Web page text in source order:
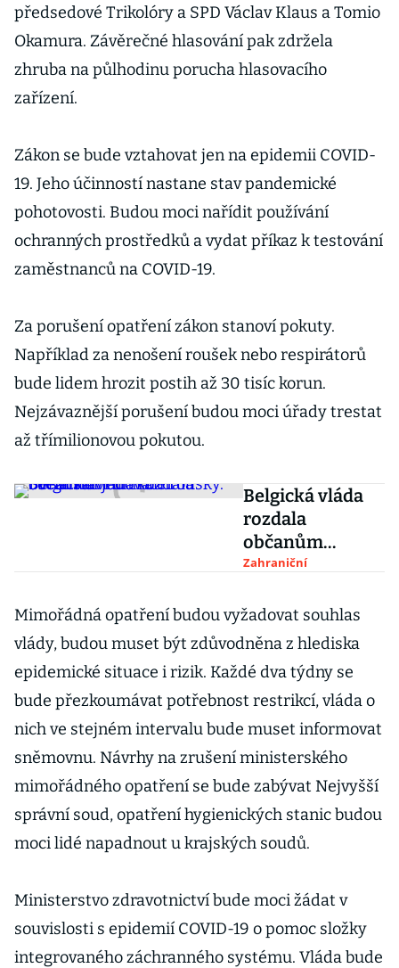
předsedové Trikolóry a SPD Václav Klaus a Tomio
Okamura. Závěrečné hlasování pak zdržela
zhruba na půlhodinu porucha hlasovacího
zařízení.
Zákon se bude vztahovat jen na epidemii COVID-
19. Jeho účinností nastane stav pandemické
pohotovosti. Budou moci nařídit používání
ochranných prostředků a vydat příkaz k testování
zaměstnanců na COVID-19.
Za porušení opatření zákon stanoví pokuty.
Například za nenošení roušek nebo respirátorů
bude lidem hrozit postih až 30 tisíc korun.
Nejzávaznější porušení budou moci úřady trestat
až třímilionovou pokutou.
Belgická vláda
rozdala
občanům
jedovaté roušky.
unikátní
ocelárnu
Zahraniční
Mimořádná opatření budou vyžadovat souhlas
vlády, budou muset být zdůvodněna z hlediska
epidemické situace i rizik. Každé dva týdny se
bude přezkoumávat potřebnost restrikcí, vláda o
nich ve stejném intervalu bude muset informovat
sněmovnu. Návrhy na zrušení ministerského
mimořádného opatření se bude zabývat Nejvyšší
správní soud, opatření hygienických stanic budou
moci lidé napadnout u krajských soudů.
Ministerstvo zdravotnictví bude moci žádat v
souvislosti s epidemií COVID-19 o pomoc složky
integrovaného záchranného systému. Vláda bude